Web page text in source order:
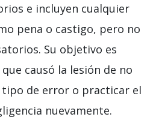
e incluyen cualquier
pena o castigo, pero no
Su objetivo es
causó la lesión de no
de error o practicar el
nuevamente.